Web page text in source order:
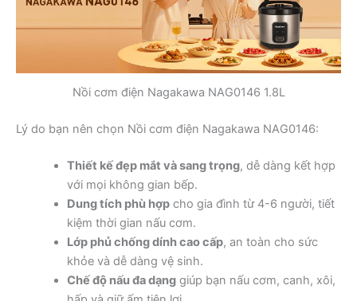
Nồi cơm điện Nagakawa NAG0146 1.8L
Lý do bạn nên chọn Nồi cơm điện Nagakawa NAG0146:
Thiết kế đẹp mắt và sang trọng, dễ dàng kết hợp
với mọi không gian bếp.
Dung tích phù hợpcho gia đình từ 4-6 người, tiết
kiệm thời gian nấu cơm.
Lớp phủ chống dính cao cấp, an toàn cho sức
khỏe và dễ dàng vệ sinh.
Chế độ nấu đa dạnggiúp bạn nấu cơm, canh, xôi,